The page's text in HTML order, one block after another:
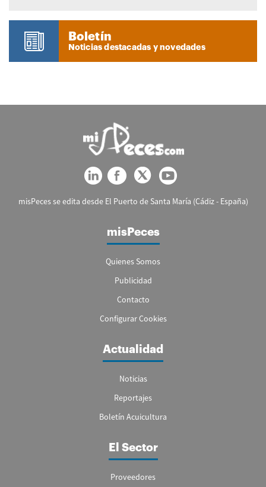
Boletín
Noticias destacadas y novedades
misPeces se edita desde El Puerto de Santa María (Cádiz - España)
misPeces
Quienes Somos
Publicidad
Contacto
Configurar Cookies
Actualidad
Noticias
Reportajes
Boletín Acuicultura
El Sector
Proveedores